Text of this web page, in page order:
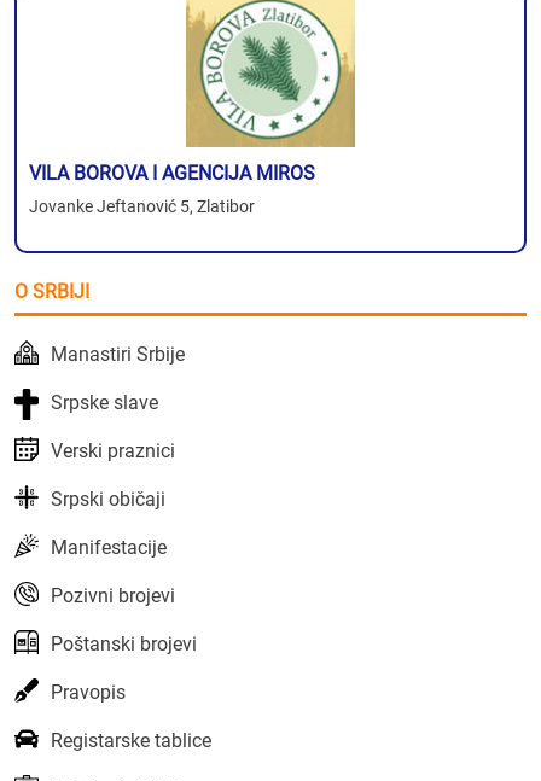
VILA BOROVA I AGENCIJA MIROS
Jovanke Jeftanović 5, Zlatibor
O SRBIJI
Manastiri Srbije
Srpske slave
Verski praznici
Srpski običaji
Manifestacije
Pozivni brojevi
Poštanski brojevi
Pravopis
Registarske tablice